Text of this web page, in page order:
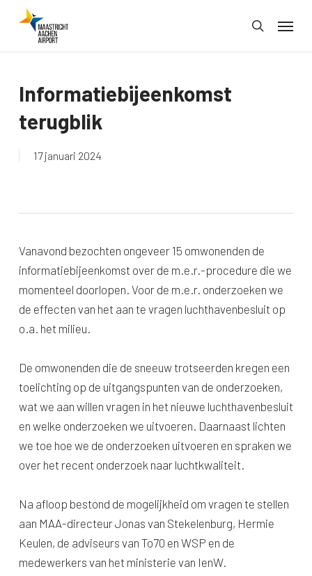
search
Menu
Informatiebijeenkomst
terugblik
17 januari 2024
Vanavond bezochten ongeveer 15 omwonenden de
informatiebijeenkomst over de m.e.r.-procedure die we
momenteel doorlopen. Voor de m.e.r. onderzoeken we
de effecten van het aan te vragen luchthavenbesluit op
o.a. het milieu.
De omwonenden die de sneeuw trotseerden kregen een
toelichting op de uitgangspunten van de onderzoeken,
wat we aan willen vragen in het nieuwe luchthavenbesluit
en welke onderzoeken we uitvoeren. Daarnaast lichten
we toe hoe we de onderzoeken uitvoeren en spraken we
over het recent onderzoek naar luchtkwaliteit.
Na afloop bestond de mogelijkheid om vragen te stellen
aan MAA-directeur Jonas van Stekelenburg, Hermie
Keulen, de adviseurs van To70 en WSP en de
medewerkers van het ministerie van IenW.